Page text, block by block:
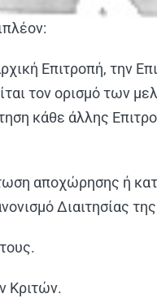
Επιτροπή, την
τον ορισμό των
κάθε άλλης
αποχώρησης ή
Διαιτησίας
Κριτών.